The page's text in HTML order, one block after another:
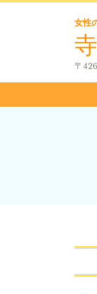
女性
〒